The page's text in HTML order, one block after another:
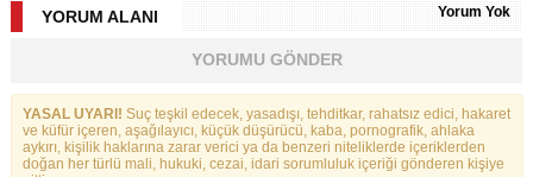
YORUM ALANI Yorum Yok
YORUMU GÖNDER
YASAL UYARI! Suç teşkil edecek, yasadışı, tehditkar, rahatsız edici, hakaret
ve küfür içeren, aşağılayıcı, küçük düşürücü, kaba, pornografik, ahlaka
aykırı, kişilik haklarına zarar verici ya da benzeri niteliklerde içeriklerden
doğan her türlü mali, hukuki, cezai, idari sorumluluk içeriği gönderen kişiye